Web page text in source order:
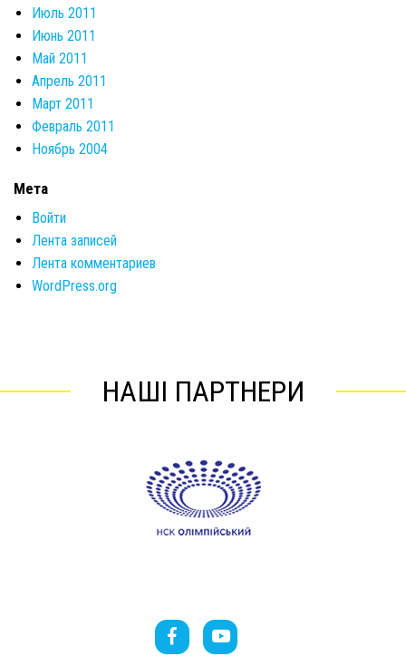
Июль 2011
Июнь 2011
Май 2011
Апрель 2011
Март 2011
Февраль 2011
Ноябрь 2004
Мета
Войти
Лента записей
Лента комментариев
WordPress.org
НАШІ ПАРТНЕРИ